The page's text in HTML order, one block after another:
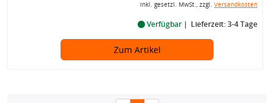
inkl. gesetzl. MwSt., zzgl. Versandkosten
Verfügbar Lieferzeit: 3-4 Tage
Zum Artikel